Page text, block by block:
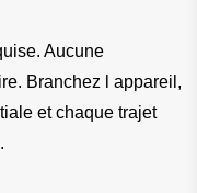
Aucune
Branchez l appareil,
et chaque trajet